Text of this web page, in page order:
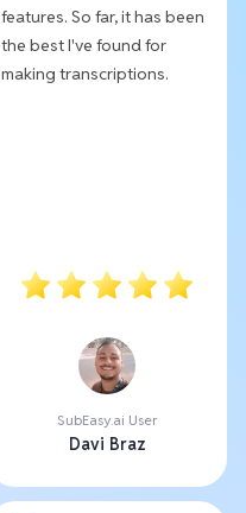
features. So far, it has been
the best I've found for
making transcriptions.
SubEasy.ai User
Davi Braz